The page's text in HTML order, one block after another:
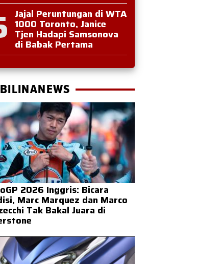
Jajal Peruntungan di WTA
1000 Toronto, Janice
Tjen Hadapi Samsonova
di Babak Pertama
2026 Inggris: Bicara
Marc Marquez dan Marco
Tak Bakal Juara di